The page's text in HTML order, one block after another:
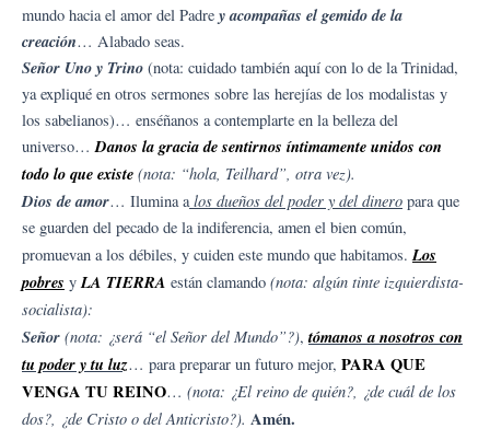
mundo hacia el amor del Padre y acompañas el gemido de la
creación… Alabado seas.
Señor Uno y Trino (nota: cuidado también aquí con lo de la Trinidad,
ya expliqué en otros sermones sobre las herejías de los modalistas y
los sabelianos)… enséñanos a contemplarte en la belleza del
universo… Danos la gracia de sentirnos íntimamente unidos con
todo lo que existe (nota: “hola, Teilhard”, otra vez).
Dios de amor… Ilumina a los dueños del poder y del dinero para que
se guarden del pecado de la indiferencia, amen el bien común,
promuevan a los débiles, y cuiden este mundo que habitamos. Los
pobres y LA TIERRA están clamando (nota: algún tinte izquierdista-
socialista):
Señor (nota: ¿será “el Señor del Mundo”?), tómanos a nosotros con
tu poder y tu luz… para preparar un futuro mejor, PARA QUE
VENGA TU REINO… (nota: ¿El reino de quién?, ¿de cuál de los
dos?, ¿de Cristo o del Anticristo?). Amén.